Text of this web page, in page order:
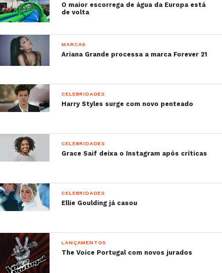
O maior escorrega de água da Europa está
de volta
MARCAS
Ariana Grande processa a marca Forever 21
CELEBRIDADES
Harry Styles surge com novo penteado
CELEBRIDADES
Grace Saif deixa o Instagram após críticas
CELEBRIDADES
Ellie Goulding já casou
LANÇAMENTOS
The Voice Portugal com novos jurados